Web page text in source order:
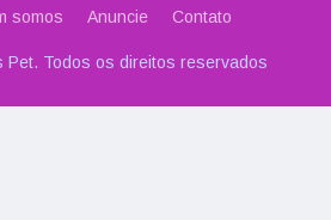
somos Anuncie Contato
Todos os direitos reservados